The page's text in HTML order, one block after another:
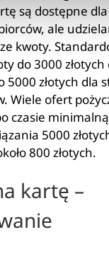
są dostępne
ale
kwoty.
do 3000
złotych dla
Wiele ofert
czasie
5000
800 złotych.
kartę –